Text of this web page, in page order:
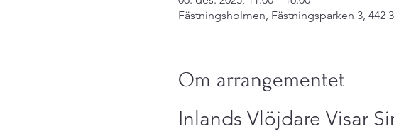
Fästningsholmen, Fästningsparken 3, 442
Om arrangementet
Inlands Vlöjdare Visar